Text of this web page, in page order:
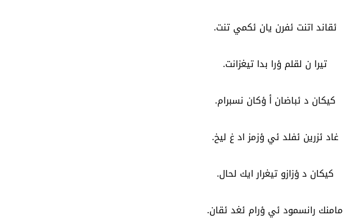
ئقاند اتنت ئفرن يان ئكمي تنت.
تيرا ن لقلم ؤرا بدا تيغزانت.
كيكان د ئباضان أ ؤكان نسبرام.
غاد ئزرين ئفلد ئي ؤزمز اد غ ليخ.
كيكان د ؤزازو تيغرار ايك لحال.
مامنك رانسمود ئي ؤرام ئغد ئقان.